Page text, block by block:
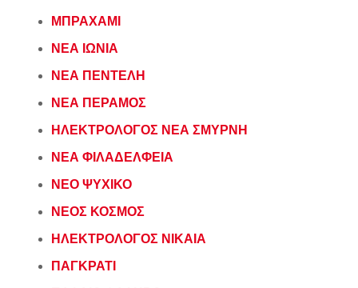
ΜΠΡΑΧΑΜΙ
ΝΕΑ ΙΩΝΙΑ
ΝΕΑ ΠΕΝΤΕΛΗ
ΝΕΑ ΠΕΡΑΜΟΣ
ΗΛΕΚΤΡΟΛΟΓΟΣ ΝΕΑ ΣΜΥΡΝΗ
ΝΕΑ ΦΙΛΑΔΕΛΦΕΙΑ
ΝΕΟ ΨΥΧΙΚΟ
ΝΕΟΣ ΚΟΣΜΟΣ
ΗΛΕΚΤΡΟΛΟΓΟΣ ΝΙΚΑΙΑ
ΠΑΓΚΡΑΤΙ